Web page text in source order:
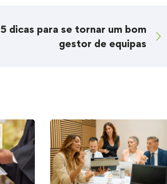
5 dicas para se tornar um bom
gestor de equipas